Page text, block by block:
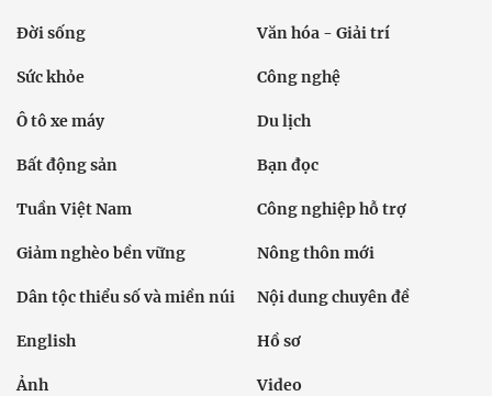
Đời sống Văn hóa - Giải trí
Sức khỏe Công nghệ
Ô tô xe máy Du lịch
Bất động sản Bạn đọc
Tuần Việt Nam Công nghiệp hỗ trợ
Giảm nghèo bền vững Nông thôn mới
Dân tộc thiểu số và miền núi Nội dung chuyên đề
English Hồ sơ
Ảnh Video